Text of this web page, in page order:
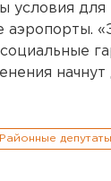
условия
аэропорты.
Районные депутаты